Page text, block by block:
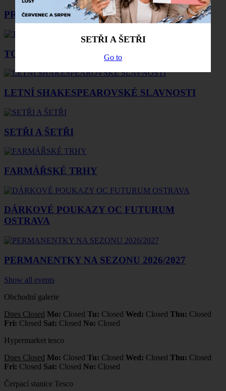
SETŘI A ŠETŘI
Go to
PRÁZDNINOVÝ DEN ZDRAVÍ
TCG BURZA
LETNÍ SHAKESPEAROVSKÉ SLAVNOSTI
SETŘI A ŠETŘI
FARMÁŘSKÉ TRHY
DÁRKOVÉ POUKAZY OC FUTURUM
OSTRAVA
PERMANENTKY NA SEZONU 2026/2027
Show all events
Obchodní galerie
Dnes Closed Mo: Closed Tu: Closed Wed: Closed Thu: Closed
Fri: Closed Sat: Closed No: Closed
Hypermarket tesco
Dnes Closed Mo: Closed Tu: Closed Wed: Closed Thu: Closed
Fri: Closed Sat: Closed No: Closed
Čerpací stanice Tesco